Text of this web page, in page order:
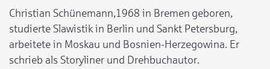
Christian Schünemann,1968 in Bremen geboren,
studierte Slawistik in Berlin und Sankt Petersburg,
arbeitete in Moskau und Bosnien-Herzegowina. Er
schrieb als Storyliner und Drehbuchautor.